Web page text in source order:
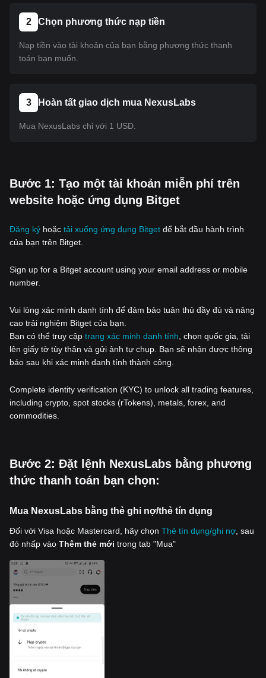
2 Chọn phương thức nạp tiền
Nạp tiền vào tài khoản của bạn bằng phương thức thanh
toán bạn muốn.
3 Hoàn tất giao dịch mua NexusLabs
Mua NexusLabs chỉ với 1 USD.
‌Bước 1: Tạo một tài khoản miễn phí trên
website hoặc ứng dụng Bitget
Đăng ký hoặc tải xuống ứng dụng Bitget để bắt đầu hành trình
của bạn trên Bitget.
Sign up for a Bitget account using your email address or mobile
number.
Vui lòng xác minh danh tính để đảm bảo tuân thủ đầy đủ và nâng
cao trải nghiệm Bitget của bạn.
Bạn có thể truy cập trang xác minh danh tính , chọn quốc gia, tải
lên giấy tờ tùy thân và gửi ảnh tự chụp. Bạn sẽ nhận được thông
báo sau khi xác minh danh tính thành công.
Complete identity verification (KYC) to unlock all trading features,
including crypto, spot stocks (rTokens), metals, forex, and
commodities.
‌Bước 2: Đặt lệnh NexusLabs bằng phương
thức thanh toán bạn chọn:
Mua NexusLabs bằng thẻ ghi nợ/thẻ tín dụng
Đối với Visa hoặc Mastercard, hãy chọn Thẻ tín dụng/ghi nợ , sau
đó nhấp vào Thêm thẻ mới trong tab "Mua"